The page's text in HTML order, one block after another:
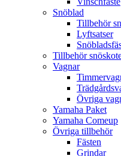
Snöblad
Tillbehör
Lyftsatser
Tillbehör
Vagnar
Övriga
Yamaha Paket
Yamaha Comeup
Övriga tillbehör
Fästen
Grindar